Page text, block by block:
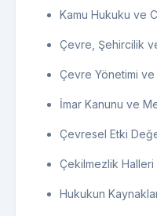
Kamu Hukuku ve
Çevre, Şehircilik
Çevre Yönetimi ve
İmar Kanunu ve
Çevresel Etki
Çekilmezlik
Hukukun